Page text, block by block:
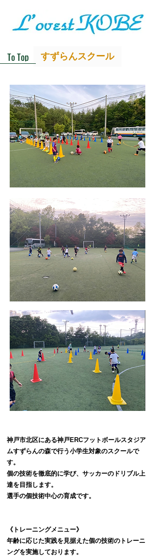
すずらんスクール
To Top
神戸市北区にある神戸ERCフットボールスタジア
ムすずらんの森で行う小学生対象のスクールで
す。
個の技術を徹底的に学び、サッカーのドリブル上
達を目指します。
選手の個技術中心の育成です。​
《トレーニングメニュー》
年齢に応じた実践を見据えた個の技術のトレーニ
ングを実施しております。